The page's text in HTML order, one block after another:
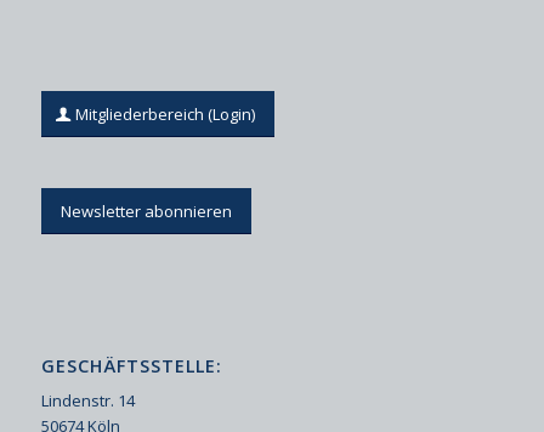
Mitgliederbereich (Login)
Newsletter abonnieren
GESCHÄFTSSTELLE:
Lindenstr. 14
50674 Köln